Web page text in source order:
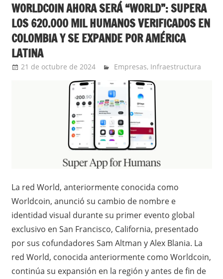
WORLDCOIN AHORA SERÁ “WORLD”: SUPERA
LOS 620.000 MIL HUMANOS VERIFICADOS EN
COLOMBIA Y SE EXPANDE POR AMÉRICA
LATINA
21 de octubre de 2024 Ernesto Herrera
Empresas, Infraestructura
La red World, anteriormente conocida como
Worldcoin, anunció su cambio de nombre e
identidad visual durante su primer evento global
exclusivo en San Francisco, California, presentado
por sus cofundadores Sam Altman y Alex Blania. La
red World, conocida anteriormente como Worldcoin,
continúa su expansión en la región y antes de fin de